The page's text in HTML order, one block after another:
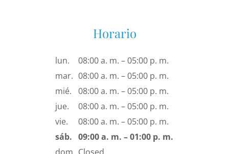
Horario
lun.
08:00 a. m. – 05:00 p. m.
mar. 08:00 a. m. – 05:00 p. m.
mié.
08:00 a. m. – 05:00 p. m.
jue.
08:00 a. m. – 05:00 p. m.
vie.
08:00 a. m. – 05:00 p. m.
sáb. 09:00 a. m. – 01:00 p. m.